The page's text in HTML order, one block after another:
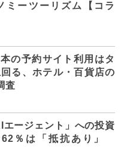
ミーツーリズム【コラ
の予約サイト利用はタ
る、ホテル・百貨店の
査
ージェント」への投資
62％は「抵抗あり」